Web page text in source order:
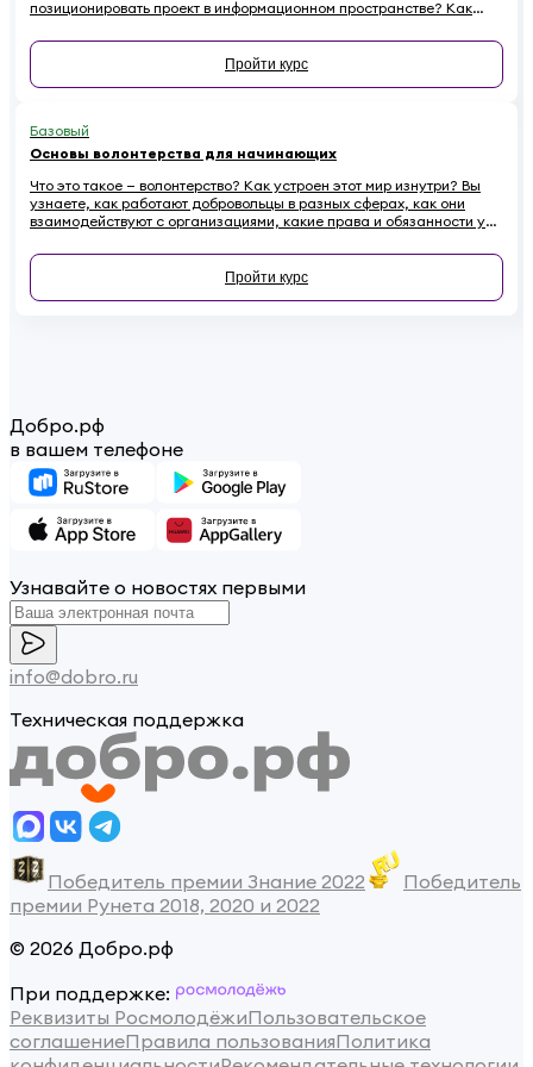
позиционировать проект в информационном пространстве? Как
со СМИ? Все это — в новом курсе.
Пройти курс
Базовый
Основы волонтерства для начинающих
Что это такое — волонтерство? Как устроен этот мир изнутри? Вы
узнаете, как работают добровольцы в разных сферах, как они
взаимодействуют с организациями, какие права и обязанности у
распространенных ошибок.
Пройти курс
Добро.рф
в вашем телефоне
Узнавайте о новостях первыми
info@dobro.ru
Техническая поддержка
Победитель премии Знание 2022
Победитель
премии Рунета 2018, 2020 и 2022
© 2026 Добро.рф
При поддержке:
Реквизиты РосмолодёжиПользовательское
соглашениеПравила пользованияПолитика